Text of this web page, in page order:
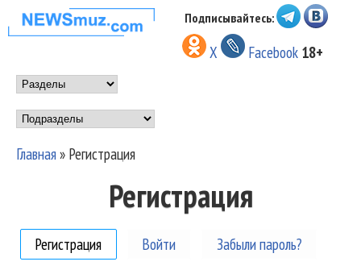
Перейти к основному
содержанию
НОВОСТИ
МУЗЫКИ И
ШОУ БИЗНЕСА
NEWSMUZ.COM
Подписывайтесь:
X Facebook 18+
Main menu
Подразделы
Главная» Регистрация
Регистрация
Регистрация (активная вкладка)
Войти Забыли пароль?